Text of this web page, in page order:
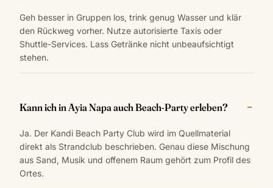
Geh besser in Gruppen los, trink genug Wasser und klär
den Rückweg vorher. Nutze autorisierte Taxis oder
Shuttle-Services. Lass Getränke nicht unbeaufsichtigt
stehen.
Kann ich in Ayia Napa auch Beach-Party erleben?
Ja. Der Kandi Beach Party Club wird im Quellmaterial
direkt als Strandclub beschrieben. Genau diese Mischung
aus Sand, Musik und offenem Raum gehört zum Profil des
Ortes.